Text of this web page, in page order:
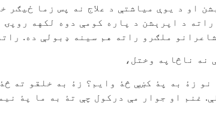
او د يوې مياشتې د علاج نه پس زما ځيګر
د اپرېشن د پاره کومې دوه لکهه
ملګرو راته هم سينه ډبولې ده.
نه ناڅاپه وختل،
نو زۀ به پۀ کښې څۀ وايم؟ زۀ به خلقو ته
غنم او جوار مې درکول چې تۀ به ما پۀ